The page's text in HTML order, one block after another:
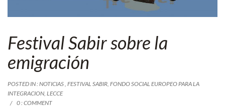
Festival Sabir sobre la
emigración
POSTED IN :NOTICIAS, FESTIVAL SABIR, FONDO SOCIAL EUROPEO PARA LA
INTEGRACION, LECCE
0 : COMMENT